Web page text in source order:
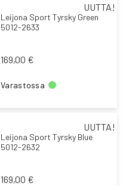
UUTTA!
Leijona Sport Tyrsky Green
5012-2633
169,00 €
Varastossa
UUTTA!
Leijona Sport Tyrsky Blue
5012-2632
169,00 €